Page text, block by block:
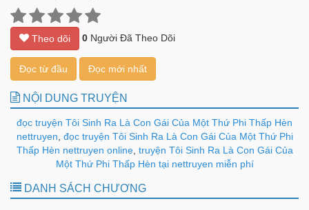
Theo dõi 0 Người Đã Theo Dõi
Đọc từ đầu Đọc mới nhất
NỘI DUNG TRUYỆN
đọc truyện Tôi Sinh Ra Là Con Gái Của Một Thứ Phi Thấp Hèn
nettruyen đọc truyện Tôi Sinh Ra Là Con Gái Của Một Thứ Phi
Thấp Hèn nettruyen online, truyện Tôi Sinh Ra Là Con Gái Của
Một Thứ Phi Thấp Hèn tại nettruyen miễn phí
DANH SÁCH CHƯƠNG